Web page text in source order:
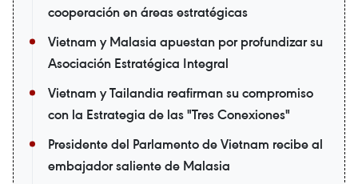
cooperación en áreas estratégicas
Vietnam y Malasia apuestan por profundizar su
Asociación Estratégica Integral
Vietnam y Tailandia reafirman su compromiso
con la Estrategia de las "Tres Conexiones"
Presidente del Parlamento de Vietnam recibe al
embajador saliente de Malasia